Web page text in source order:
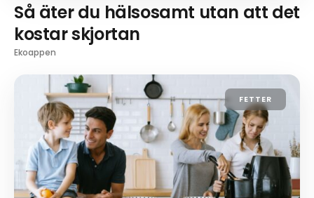
Så äter du hälsosamt utan att det
kostar skjortan
Ekoappen
FETTER